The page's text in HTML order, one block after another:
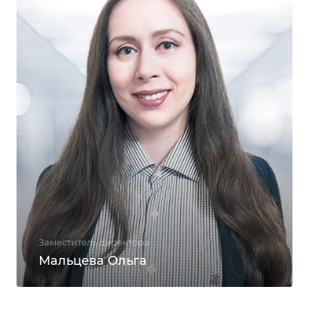
Заместитель директора
Мальцева Ольга